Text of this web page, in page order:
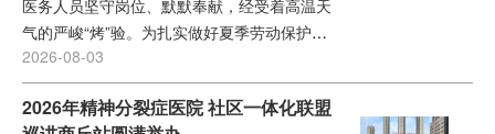
医务人员坚守岗位、默默奉献，经受着高温天
气的严峻“烤”验。为扎实做好夏季劳动保护和
防暑降温工作，切实保障职工身心健康，传递
医院暖心关怀，7月31日，商丘市第一人民医
院副处级干部赵梅带领工会、宣传科等职能科
2026-08-03
2026年精神分裂症医院 社区一体化联盟